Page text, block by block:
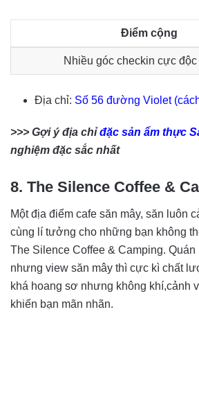
Điểm cộng
Nhiều góc checkin cực độc
Địa chỉ: Số 56 đường Violet
>>> Gợi ý địa chỉđặc sản ẩm thực
nghiệm đặc sắc nhất
8. The Silence Coffee &
Một địa điểm cafe săn mây, săn luôn
cùng lí tưởng cho những bạn không
The Silence Coffee & Camping.
nhưng view săn mây thì cực kì chất
khá hoang sơ nhưng không khí,cảnh
khiến bạn mãn nhãn.